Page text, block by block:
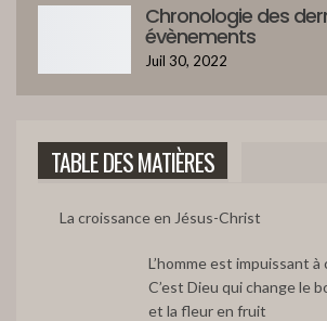
GUERRE DE GOG ET MAGOG
45:15
ÉVITER L'APOCALYPSE ?
LE BANQUET DRAMATIQUE
CAPTURE DRAMATIQUE
41:08
Chronologie des
évènements
Juil 30, 2022
TABLE DES MATIÈRES
La croissance en Jésus-Christ
L’homme est impuissant à
C’est Dieu qui change le
et la fleur en fruit